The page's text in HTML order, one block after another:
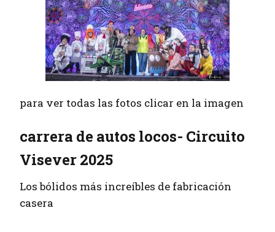
para ver todas las fotos clicar en la imagen
carrera de autos locos- Circuito
Visever 2025
Los bólidos más increíbles de fabricación
casera